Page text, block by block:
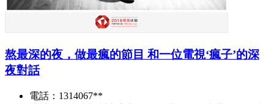
熬最深的夜，做最瘋的節目 和一位電視‘瘋子’的深
夜對話
電話：1314067**